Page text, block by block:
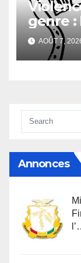
genre :
sexuel
AOÛT 7,
Annonces